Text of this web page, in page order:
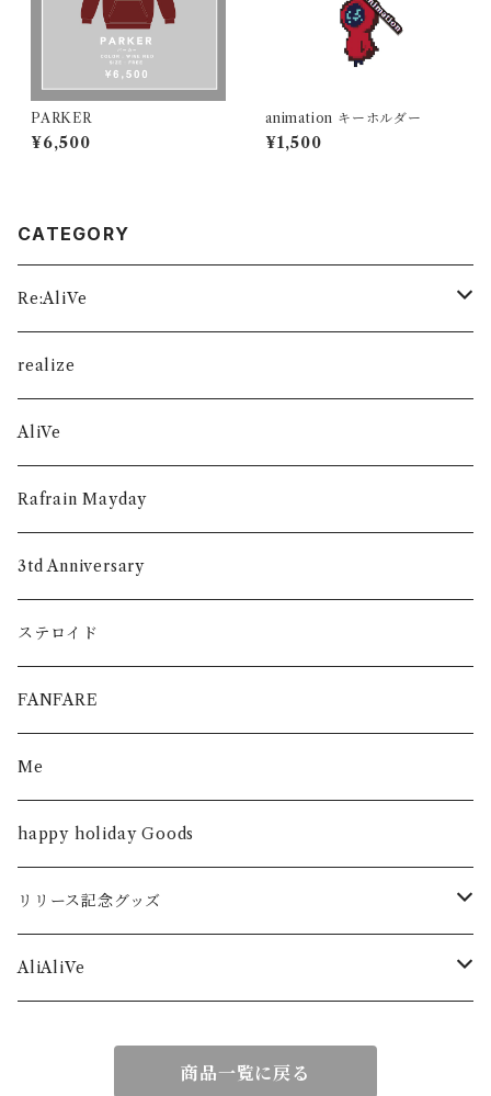
PARKER
¥6,500
animation キーホルダー
¥1,500
CATEGORY
Re:AliVe
数量限定
realize
AliVe
Rafrain Mayday
3td Anniversary
ステロイド
FANFARE
Me
happy holiday Goods
リリース記念グッズ
シンデレラストーリー
AliAliVe
商品一覧に戻る